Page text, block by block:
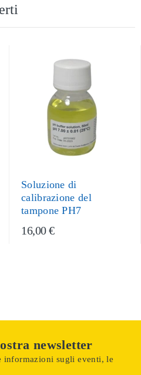
Soluzione di
calibrazione del
tampone PH7
16,00 €
newsletter
informazioni sugli eventi, le